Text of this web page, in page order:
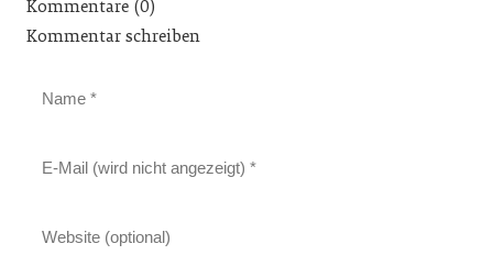
Kommentare (0)
Kommentar schreiben